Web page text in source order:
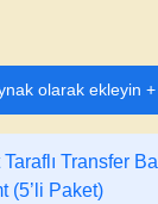
olarak ekleyin +